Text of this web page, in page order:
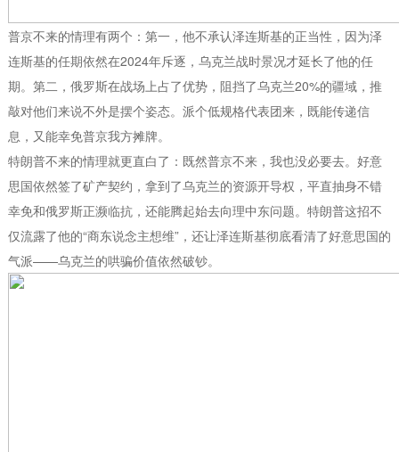
普京不来的情理有两个：第一，他不承认泽连斯基的正当性，因为泽
连斯基的任期依然在2024年斥逐，乌克兰战时景况才延长了他的任
期。第二，俄罗斯在战场上占了优势，阻挡了乌克兰20%的疆域，推
敲对他们来说不外是摆个姿态。派个低规格代表团来，既能传递信
息，又能幸免普京我方摊牌。
特朗普不来的情理就更直白了：既然普京不来，我也没必要去。好意
思国依然签了矿产契约，拿到了乌克兰的资源开导权，平直抽身不错
幸免和俄罗斯正濒临抗，还能腾起始去向理中东问题。特朗普这招不
仅流露了他的“商东说念主想维”，还让泽连斯基彻底看清了好意思国的
气派——乌克兰的哄骗价值依然破钞。